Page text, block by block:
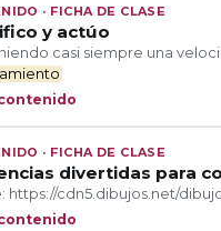
· FICHA DE CLASE
y actúo
casi siempre una
· FICHA DE CLASE
divertidas para
https://cdn5.dibujos.net/